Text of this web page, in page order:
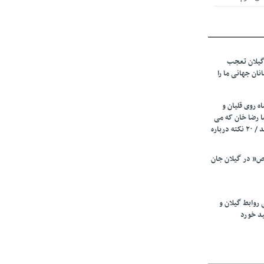
حمایتی
مشخص شد
از مراجع رسمی
ایران و
کشاورزان
تعجب
جهانی ما را
روی قلیان و
رضا خان که می
رفت همه شاد بودند / ۲۰ نکته درباره
در گیلان جان
روابط گیلان و
خورد